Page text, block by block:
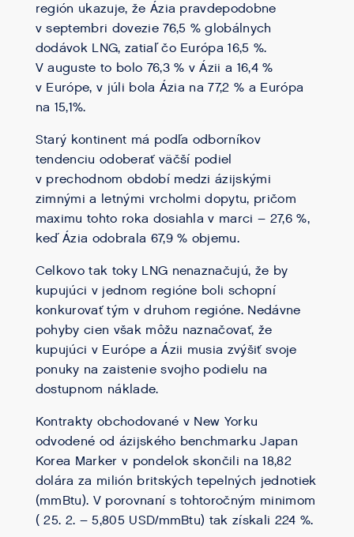
región ukazuje, že Ázia pravdepodobne
v septembri dovezie 76,5 % globálnych
dodávok LNG, zatiaľ čo Európa 16,5 %.
V auguste to bolo 76,3 % v Ázii a 16,4 %
v Európe, v júli bola Ázia na 77,2 % a Európa
na 15,1%.
Starý kontinent má podľa odborníkov
tendenciu odoberať väčší podiel
v prechodnom období medzi ázijskými
zimnými a letnými vrcholmi dopytu, pričom
maximu tohto roka dosiahla v marci – 27,6 %,
keď Ázia odobrala 67,9 % objemu.
Celkovo tak toky LNG nenaznačujú, že by
kupujúci v jednom regióne boli schopní
konkurovať tým v druhom regióne. Nedávne
pohyby cien však môžu naznačovať, že
kupujúci v Európe a Ázii musia zvýšiť svoje
ponuky na zaistenie svojho podielu na
dostupnom náklade.
Kontrakty obchodované v New Yorku
odvodené od ázijského benchmarku Japan
Korea Marker v pondelok skončili na 18,82
dolára za milión britských tepelných jednotiek
(mmBtu). V porovnaní s tohtoročným minimom
( 25. 2. – 5,805 USD/mmBtu) tak získali 224 %.